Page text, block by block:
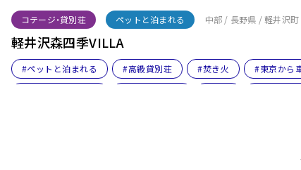
コテージ・貸別荘 ペットと泊まれる 中部 / 長野県 / 軽井沢町
軽井沢森四季VILLA
#ペットと泊まれる #高級貸別荘 #焚き火
#東京から